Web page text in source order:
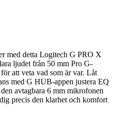
med detta Logitech G PRO X
ljudet från 50 mm Pro G-
att veta vad som är var. Låt
med G HUB-appen justera EQ
avtagbara 6 mm mikrofonen
precis den klarhet och komfort